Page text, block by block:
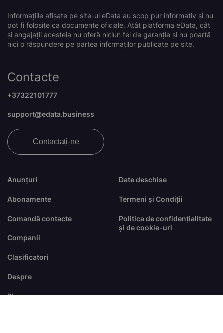
Informațiile afișate pe site-ul eData au scop pur informativ și nu
pot fi folosite ca documente oficiale. Atât platforma eData, cât
și angajații acesteia nu oferă niciun fel de garanție și nu poartă
nici o răspundere pe partea informaților publicate pe site.
Anunțuri
Abonamente
Comandă contacte
Companii
Clasificatori
Despre
Blog
Date deschise
Termeni și Condiții
Politica de confidențialitate
și de cookie-uri
Contacte
+37322101777
support@edata.business
Contactați-ne